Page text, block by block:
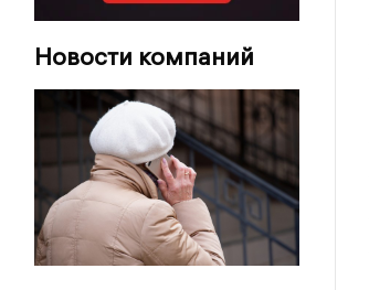
Новости компаний